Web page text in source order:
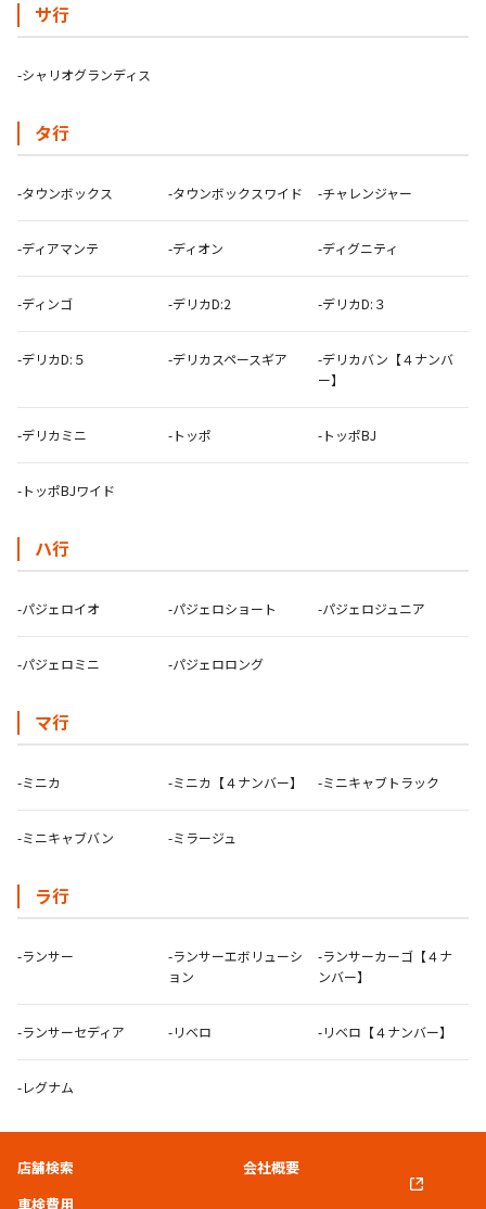
サ行
-シャリオグランディス
タ行
-タウンボックス -タウンボックスワイド -チャレンジャー
-ディアマンテ -ディオン -ディグニティ
-ディンゴ -デリカD:2 -デリカD:３
-デリカD:５ -デリカスペースギア
-デリカバン【４ナンバ
ー】
-デリカミニ -トッポ -トッポBJ
-トッポBJワイド
ハ行
-パジェロイオ -パジェロショート -パジェロジュニア
-パジェロミニ -パジェロロング
マ行
-ミニカ -ミニカ【４ナンバー】 -ミニキャブトラック
-ミニキャブバン -ミラージュ
ラ行
-ランサー
-ランサーエボリューシ
ョン
-ランサーカーゴ【４ナ
ンバー】
-ランサーセディア -リベロ -リベロ【４ナンバー】
-レグナム
店舗検索
車検費用
会社概要